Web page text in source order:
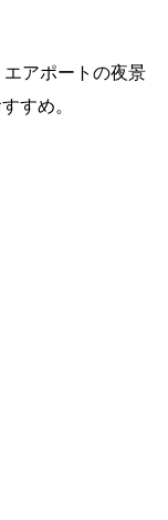
アポートの夜景
すめ。